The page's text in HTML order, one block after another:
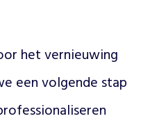
het vernieuwing
een volgende stap